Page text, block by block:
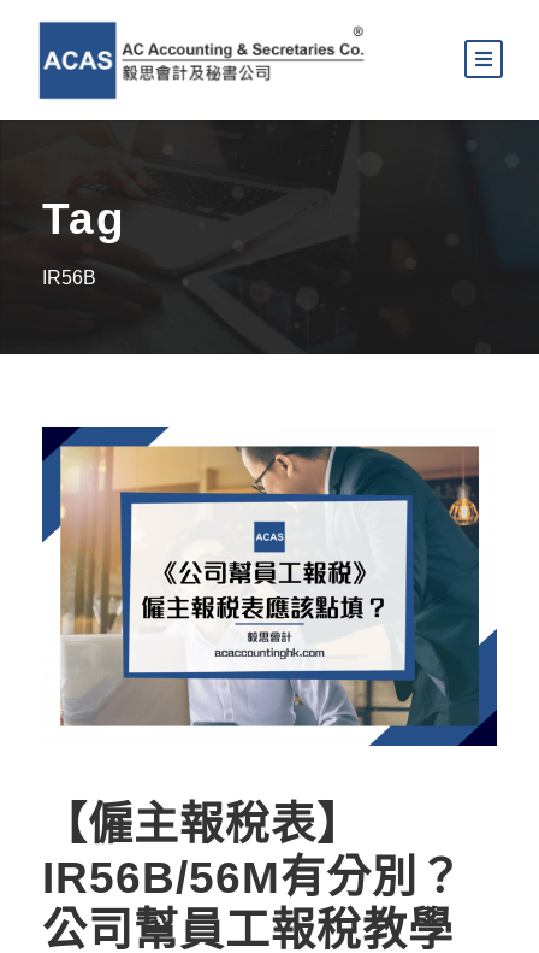
Tag
IR56B
【僱主報稅表】
IR56B/56M有分別？
公司幫員工報稅教學